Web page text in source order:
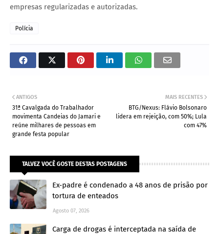
empresas regularizadas e autorizadas.
Polícia
MAIS RECENTES
BTG/Nexus: Flávio Bolsonaro
lidera em rejeição, com 50%; Lula
com 47%
ANTIGOS
31ª Cavalgada do Trabalhador
movimenta Candeias do Jamari e
reúne milhares de pessoas em
grande festa popular
TALVEZ VOCÊ GOSTE DESTAS POSTAGENS
Ex-padre é condenado a 48 anos de prisão por
tortura de enteados
Agosto 07, 2026
Carga de drogas é interceptada na saída de